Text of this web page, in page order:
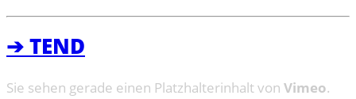
➔ TEND
Sie sehen gerade einen Platzhalterinhalt von Vimeo.